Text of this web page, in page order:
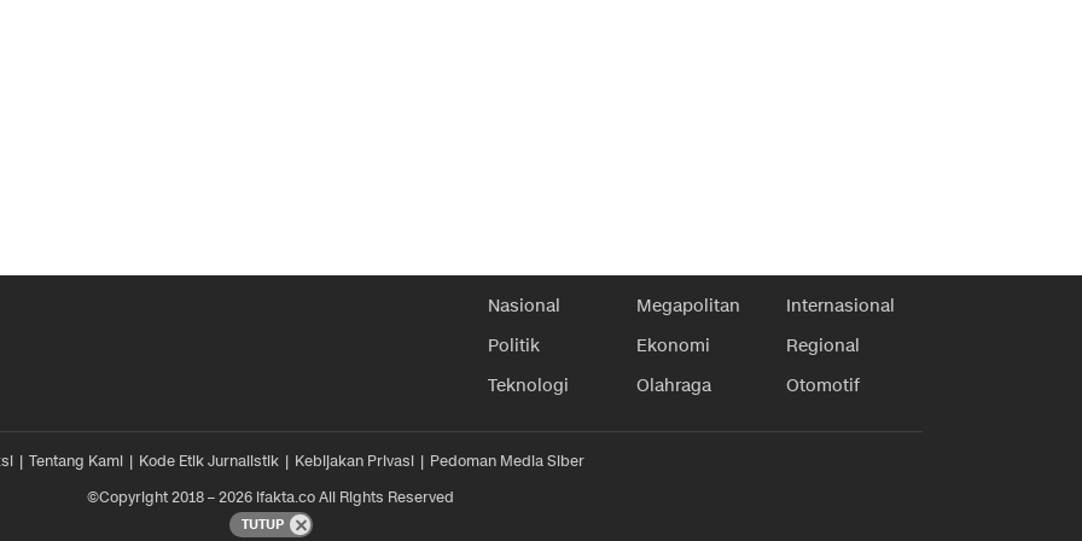
Nasional Megapolitan
Internasional
Politik
Ekonomi
Regional
Teknologi
Olahraga Otomotif
Tentang Kami Kode Etik Jurnalistik Kebijakan Privasi
Pedoman Media Siber
©Copyright 2018 – 2026 ifakta.co All Rights Reserved
TUTUP